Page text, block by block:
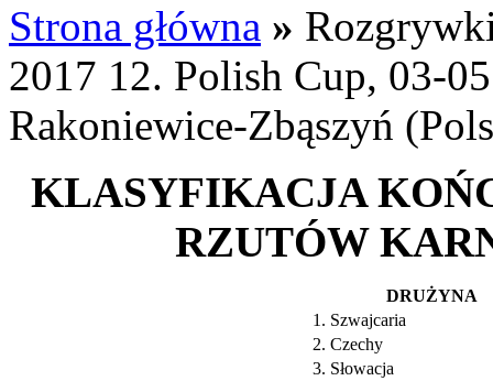
Strona główna »
2017 12. Polish Cup, 03-
Rakoniewice-Zbąszyń
KLASYFIKACJA
RZUTÓW
DRUŻYNA
1. Szwajcaria
2. Czechy
3. Słowacja